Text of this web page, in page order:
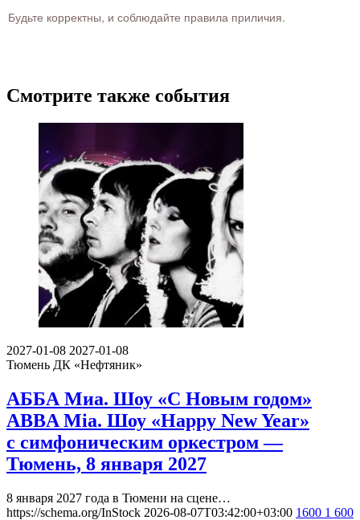
Будьте корректны, и соблюдайте правила приличия.
Смотрите также события
2027-01-08 2027-01-08
Тюмень ДК «Нефтяник»
АББА Миа. Шоу «С Новым годом»
ABBA Mia. Шоу «Happy New Year»
с симфоническим оркестром —
Тюмень, 8 января 2027
8 января 2027 года в Тюмени на сцене…
https://schema.org/InStock 2026-08-07T03:42:00+03:00 1600 1 600